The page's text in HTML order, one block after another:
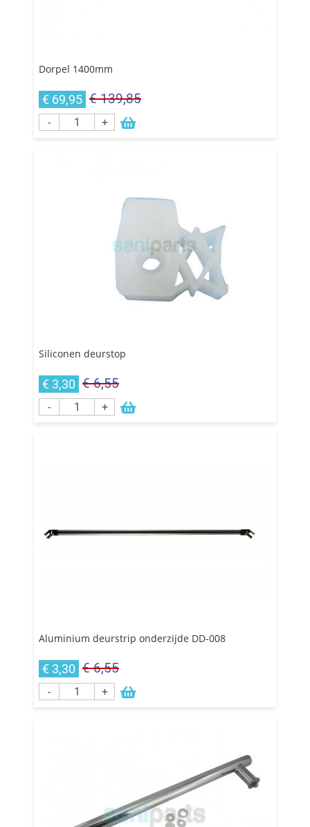
Dorpel 1400mm
€ 69,95 € 139,85
- +
Siliconen deurstop
€ 3,30 € 6,55
- +
Aluminium deurstrip onderzijde DD-008
€ 3,30 € 6,55
- +